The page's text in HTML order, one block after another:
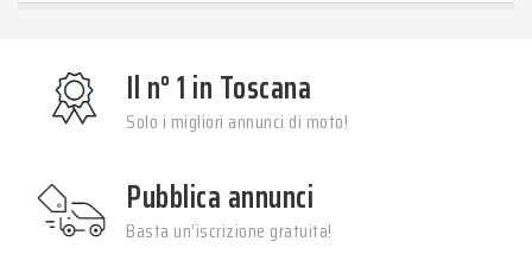
Il n° 1 in Toscana
Solo i migliori annunci di moto!
Pubblica annunci
Basta un’iscrizione gratuita!